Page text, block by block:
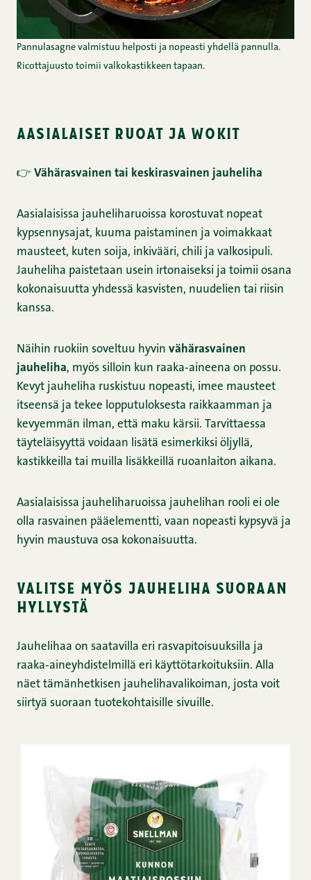
Pannulasagne valmistuu helposti ja nopeasti yhdellä pannulla.
Ricottajuusto toimii valkokastikkeen tapaan.
aasialaiset ruoat ja wokit
👉 Vähärasvainen tai keskirasvainen jauheliha
Aasialaisissa jauheliharuoissa korostuvat nopeat
kypsennysajat, kuuma paistaminen ja voimakkaat
mausteet, kuten soija, inkivääri, chili ja valkosipuli.
Jauheliha paistetaan usein irtonaiseksi ja toimii osana
kokonaisuutta yhdessä kasvisten, nuudelien tai riisin
kanssa.
Näihin ruokiin soveltuu hyvin vähärasvainen
jauheliha, myös silloin kun raaka‑aineena on possu.
Kevyt jauheliha ruskistuu nopeasti, imee mausteet
itseensä ja tekee lopputuloksesta raikkaamman ja
kevyemmän ilman, että maku kärsii. Tarvittaessa
täyteläisyyttä voidaan lisätä esimerkiksi öljyllä,
kastikkeilla tai muilla lisäkkeillä ruoanlaiton aikana.
Aasialaisissa jauheliharuoissa jauhelihan rooli ei ole
olla rasvainen pääelementti, vaan nopeasti kypsyvä ja
hyvin maustuva osa kokonaisuutta.
valitse myös jauheliha suoraan
hyllystä
Jauhelihaa on saatavilla eri rasvapitoisuuksilla ja
raaka‑aineyhdistelmillä eri käyttötarkoituksiin. Alla
näet tämänhetkisen jauhelihavalikoiman, josta voit
siirtyä suoraan tuotekohtaisille sivuille.